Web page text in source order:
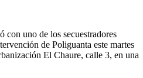
con uno de los secuestradores
de Poliguanta este martes
El Chaure, calle 3, en una